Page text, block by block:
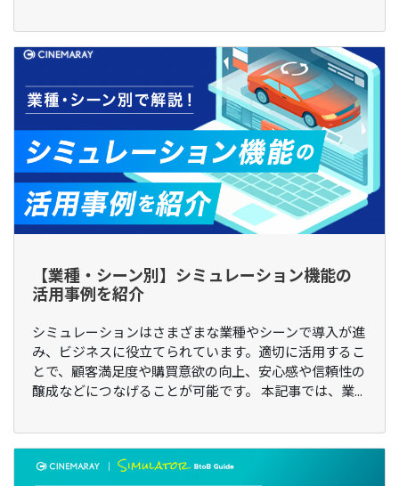
【業種・シーン別】シミュレーション機能の
活用事例を紹介
シミュレーションはさまざまな業種やシーンで導入が進
み、ビジネスに役立てられています。適切に活用するこ
とで、顧客満足度や購買意欲の向上、安心感や信頼性の
醸成などにつなげることが可能です。 本記事では、業...